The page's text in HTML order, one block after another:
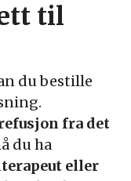
til
du bestille
fra det
du ha
eller